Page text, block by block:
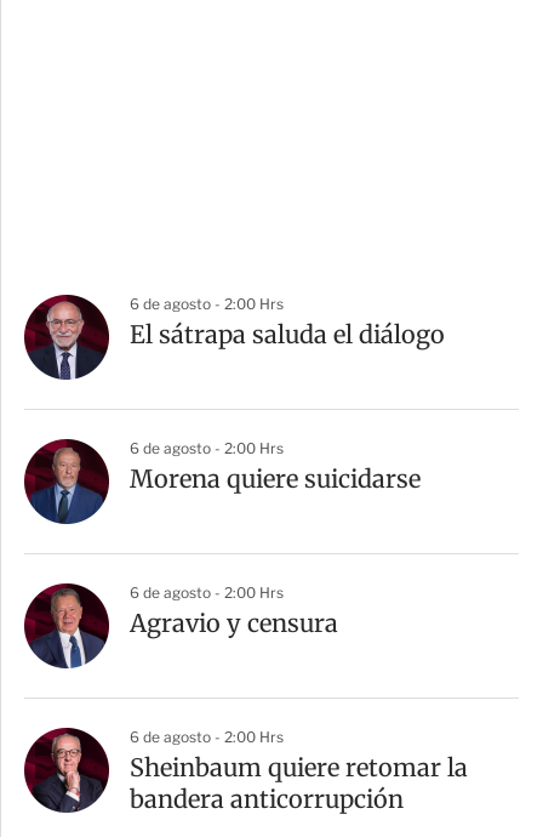
6 de agosto - 2:00 Hrs
El sátrapa saluda el diálogo
6 de agosto - 2:00 Hrs
Morena quiere suicidarse
6 de agosto - 2:00 Hrs
Agravio y censura
6 de agosto - 2:00 Hrs
Sheinbaum quiere retomar la
bandera anticorrupción